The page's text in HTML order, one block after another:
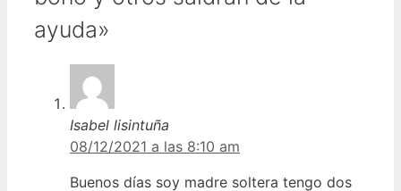
ayuda»
Isabel lisintuña
08/12/2021 a las 8:10 am
Buenos días soy madre soltera tengo dos